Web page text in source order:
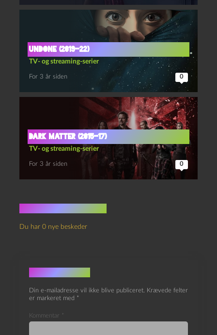
Undone (2019-22)
TV- og streaming-serier
For 3 år siden 0
Dark matter (2015-17)
TV- og streaming-serier
For 3 år siden 0
Du har 0 nye beskeder
Skriv et svar
Din e-mailadresse vil ikke blive publiceret. Krævede felter
er markeret med *
Kommentar *